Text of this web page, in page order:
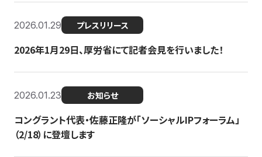
2026.01.29 プレスリリース
2026年1月29日、厚労省にて記者会見を行いました！
2026.01.23 お知らせ
コングラント代表・佐藤正隆が「ソーシャルIPフォーラム」
（2/18）に登壇します